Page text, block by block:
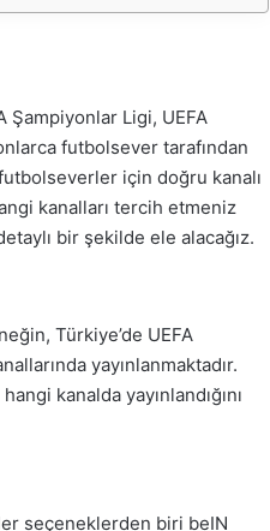
Şampiyonlar Ligi, UEFA
futbolsever tarafından
için doğru kanalı
kanalları tercih etmeniz
bir şekilde ele alacağız.
Türkiye’de UEFA
yayınlanmaktadır.
kanalda yayınlandığını
seçeneklerden biri beIN